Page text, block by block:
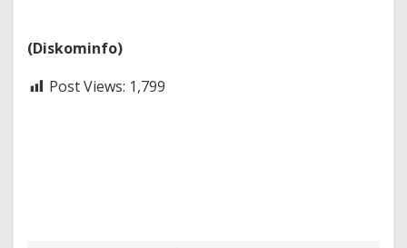
(Diskominfo)
Post Views: 1,799